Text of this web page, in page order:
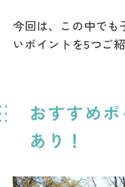
今回は、この中でも
いポイントを5つご
おすすめ
あり！